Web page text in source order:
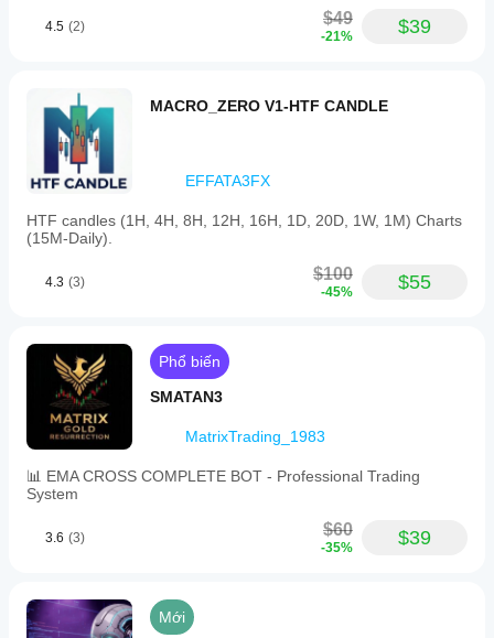
4.5 (2) $49
-21% $39
MACRO_ZERO V1-HTF CANDLE
EFFATA3FX
HTF candles (1H, 4H, 8H, 12H, 16H, 1D, 20D, 1W, 1M) Charts
(15M-Daily).
4.3 (3) $100
-45% $55
Phổ biến
SMATAN3
MatrixTrading_1983
📊 EMA CROSS COMPLETE BOT - Professional Trading
System
3.6 (3) $60
-35% $39
Mới